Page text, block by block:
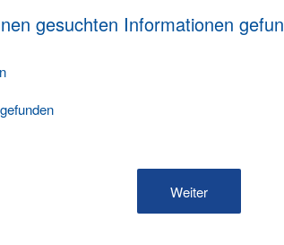
gesuchten Informationen
Weiter